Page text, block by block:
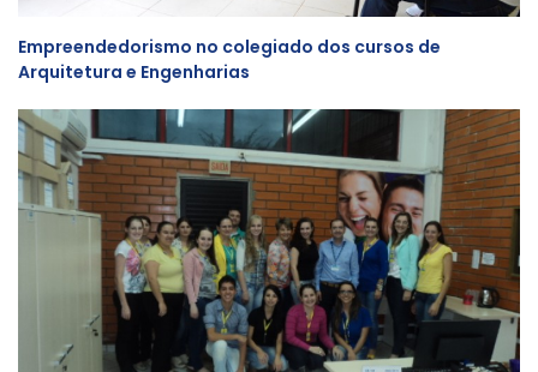
Empreendedorismo no colegiado dos cursos de
Arquitetura e Engenharias